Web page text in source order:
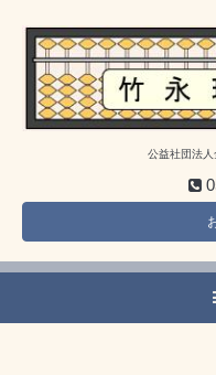
公益社団法